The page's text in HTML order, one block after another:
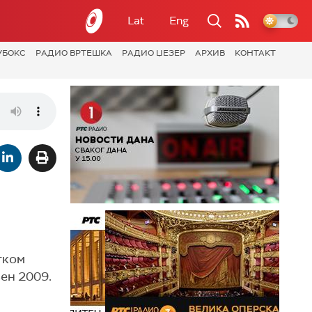
Lat Eng
РАДИО ВРТЕШКА РАДИО ЏЕЗЕР АРХИВ КОНТАКТ
2009.